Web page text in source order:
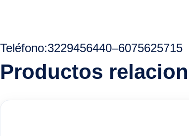
Teléfono:3229456440–6075625715
Productos